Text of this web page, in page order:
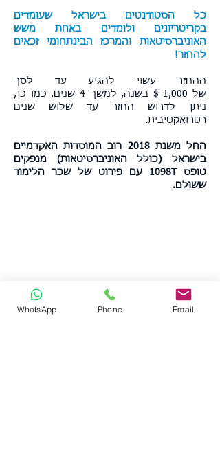
כל הסטודנטים בישראל שעומדים
בקריטריונים ולומדים באחת משש
האוניברסיטאות והמרכז הבינתחומי זכאים
להחזר!
​ההחזר עשוי להגיע עד לסך
של 1,000 $
בשנה, למשך 4 שנים. כמו כן,
ניתן לדרוש החזר עד שלוש שנים
רטרואקטיבית.
החל משנת 2018 רוב המוסדות האקדמיים
בישראל (כולל האוניברסיטאות) מנפקים
טופס 1098T עם פירוט של שכר הלימוד
ששולם.
WhatsApp Phone Email